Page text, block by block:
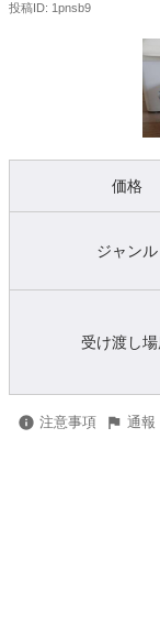
投稿ID: 1pnsb9
価格
ジャンル
受け渡し
注意事項 通報